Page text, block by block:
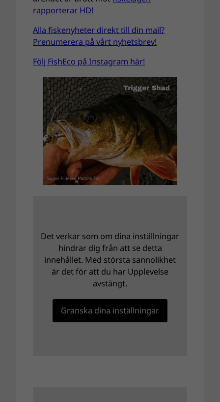
rapporterar HD!
Alla fiskenyheter direkt till din mail?
Prenumerera på vårt nyhetsbrev!
Följ FishEco på Instagram här!
Det verkar som om dina inställningar
hindrar dig från att se detta
innehållet. Med största sannolikhet
är det för att du har Upplevelse
avstängt.
Granska dina inställningar